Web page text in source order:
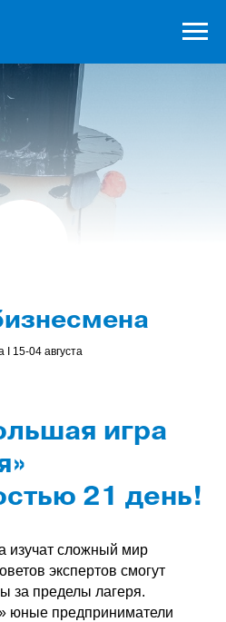
Ӏ 15-04 августа
игра
21 день!
изучат сложный мир
экспертов смогут
за пределы лагеря.
юные предприниматели